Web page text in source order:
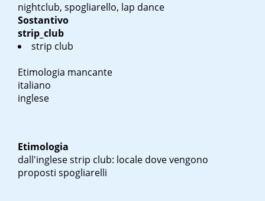
nightclub, spogliarello, lap dance
Sostantivo
strip_club
strip club
Etimologia mancante
italiano
inglese
Etimologia
dall'inglesestrip club: locale dove vengono
proposti spogliarelli